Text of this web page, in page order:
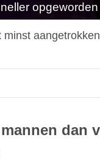
opgeworden
minst
mannen dan